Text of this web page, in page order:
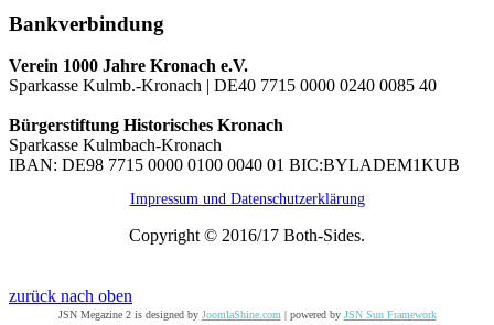
Bankverbindung
Verein 1000 Jahre Kronach e.V.
Sparkasse Kulmb.-Kronach | DE40 7715 0000 0240 0085 40
Bürgerstiftung Historisches Kronach
Sparkasse Kulmbach-Kronach
IBAN: DE98 7715 0000 0100 0040 01 BIC:BYLADEM1KUB
Impressum und Datenschutzerklärung
Copyright © 2016/17 Both-Sides.
zurück nach oben
JSN Megazine 2 is designed by JoomlaShine.com| powered by JSN Sun Framework